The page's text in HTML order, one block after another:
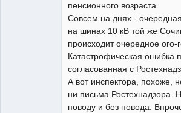
пенсионного возраста.
Совсем на днях -
на шинах 10 кВ той же
происходит очередное ого-
Катастрофическая ошибка
согласованная с
А вот инспектора, похоже,
ни письма Ростехнадзора.
поводу и без повода.